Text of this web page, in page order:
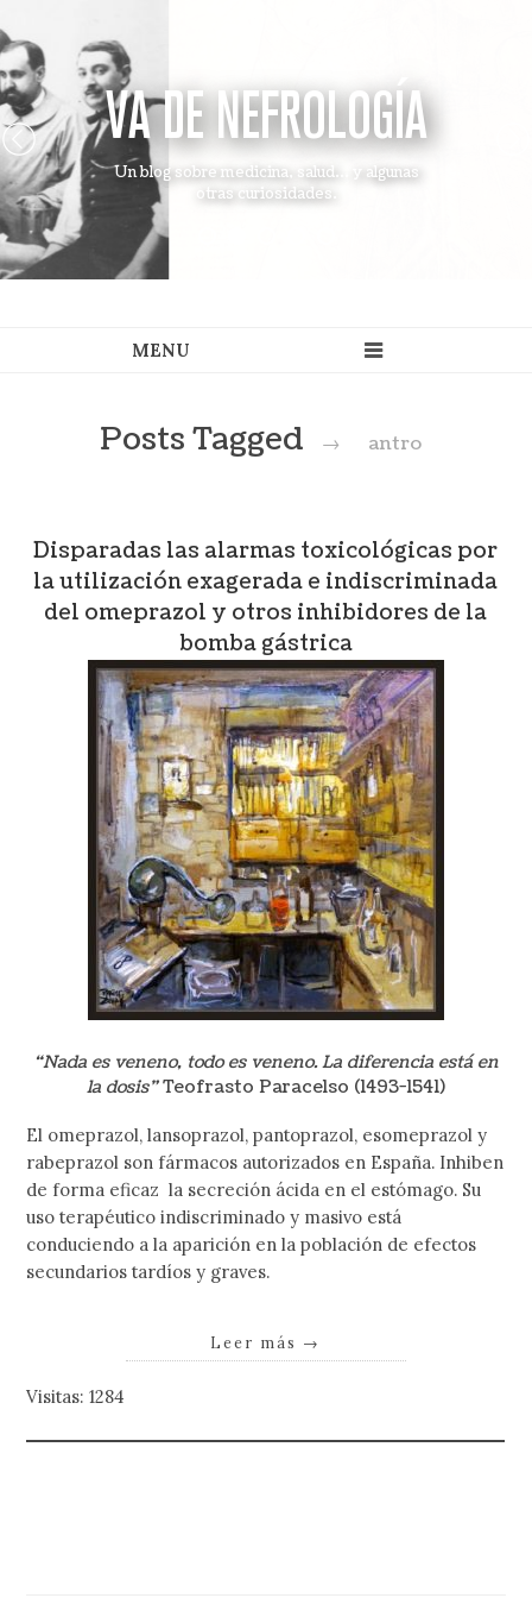
VA DE NEFROLOGÍA
Un blog sobre medicina, salud... y algunas
otras curiosidades.
Posts Tagged → antro
Disparadas las alarmas toxicológicas por
la utilización exagerada e indiscriminada
del omeprazol y otros inhibidores de la
bomba gástrica
“Nada es veneno, todo es veneno. La diferencia está en
la dosis”Teofrasto Paracelso (1493-1541)
El omeprazol, lansoprazol, pantoprazol, esomeprazol y
rabeprazol son fármacos autorizados en España. Inhiben
de forma eficaz la secreción ácida en el estómago. Su
uso terapéutico indiscriminado y masivo está
conduciendo a la aparición en la población de efectos
secundarios tardíos y graves.
Leer más →
Visitas: 1284